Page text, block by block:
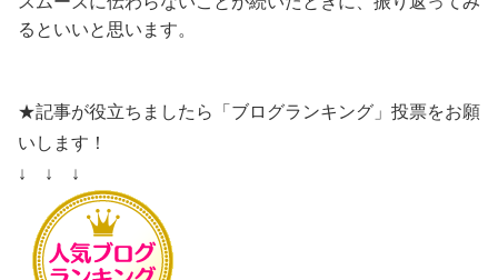
るといいと思います。
★記事が役立ちましたら「ブログランキング」投票をお願
いします！
↓ ↓ ↓